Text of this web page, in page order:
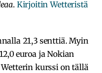
. Kirjoitin Wetteristä
21,3 senttiä. Myin
euroa ja Nokian
kurssi on tällä